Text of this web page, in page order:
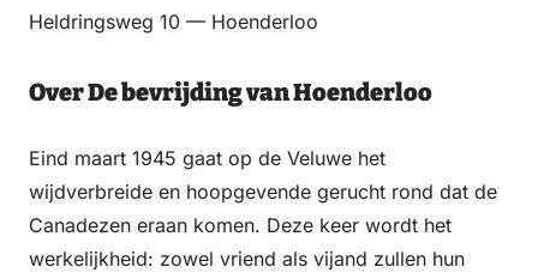
Heldringsweg 10 — Hoenderloo
Over De bevrijding van Hoenderloo
Eind maart 1945 gaat op de Veluwe het
wijdverbreide en hoopgevende gerucht rond dat de
Canadezen eraan komen. Deze keer wordt het
werkelijkheid: zowel vriend als vijand zullen hun